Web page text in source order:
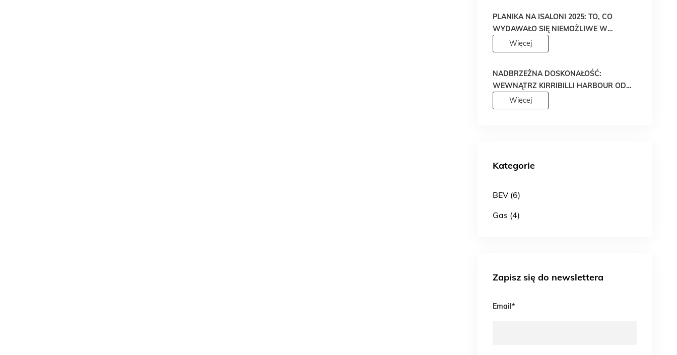
PLANIKA NA ISALONI 2025: TO, CO
WYDAWAŁO SIĘ NIEMOŻLIWE W
PROJEKTOWANIU OGNIA, WŁAŚNIE
STAŁO SIĘ RZECZYWISTOŚCIĄ!
Więcej
NADBRZEŻNA DOSKONAŁOŚĆ:
WEWNĄTRZ KIRRIBILLI HARBOUR OD
MADE PROPERTY
Więcej
Kategorie
BEV (6)
Gas (4)
Zapisz się do newslettera
Email*